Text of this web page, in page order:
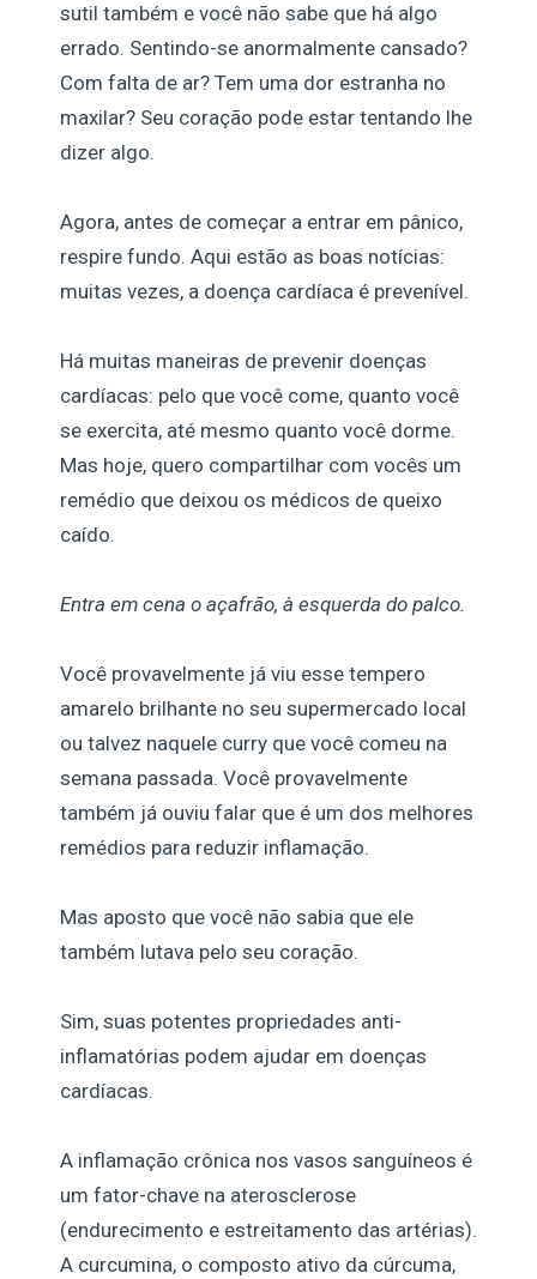
sutil também e você não sabe que há algo
errado. Sentindo-se anormalmente cansado?
Com falta de ar? Tem uma dor estranha no
maxilar? Seu coração pode estar tentando lhe
dizer algo.
Agora, antes de começar a entrar em pânico,
respire fundo. Aqui estão as boas notícias:
muitas vezes, a doença cardíaca é prevenível.
Há muitas maneiras de prevenir doenças
cardíacas: pelo que você come, quanto você
se exercita, até mesmo quanto você dorme.
Mas hoje, quero compartilhar com vocês um
remédio que deixou os médicos de queixo
caído.
Entra em cena o açafrão, à esquerda do palco.
Você provavelmente já viu esse tempero
amarelo brilhante no seu supermercado local
ou talvez naquele curry que você comeu na
semana passada. Você provavelmente
também já ouviu falar que é um dos melhores
remédios para reduzir inflamação.
Mas aposto que você não sabia que ele
também lutava pelo seu coração.
Sim, suas potentes propriedades anti-
inflamatórias podem ajudar em doenças
cardíacas.
A inflamação crônica nos vasos sanguíneos é
um fator-chave na aterosclerose
(endurecimento e estreitamento das artérias).
A curcumina, o composto ativo da cúrcuma,